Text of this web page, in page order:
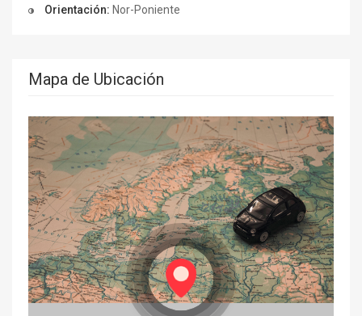
Orientación: Nor-Poniente
Mapa de Ubicación